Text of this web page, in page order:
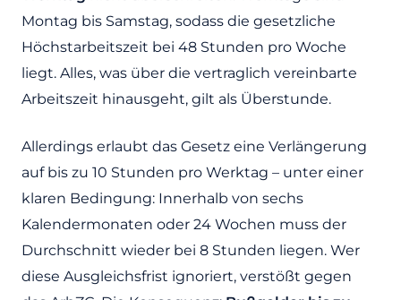
Montag bis Samstag, sodass die gesetzliche
Höchstarbeitszeit bei 48 Stunden pro Woche
liegt. Alles, was über die vertraglich vereinbarte
Arbeitszeit hinausgeht, gilt als Überstunde.
Allerdings erlaubt das Gesetz eine Verlängerung
auf bis zu 10 Stunden pro Werktag – unter einer
klaren Bedingung: Innerhalb von sechs
Kalendermonaten oder 24 Wochen muss der
Durchschnitt wieder bei 8 Stunden liegen. Wer
diese Ausgleichsfrist ignoriert, verstößt gegen